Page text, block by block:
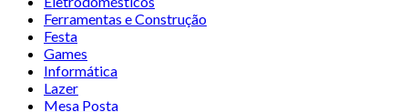
Ferramentas e Construção
Festa
Games
Informática
Lazer
Mesa Posta